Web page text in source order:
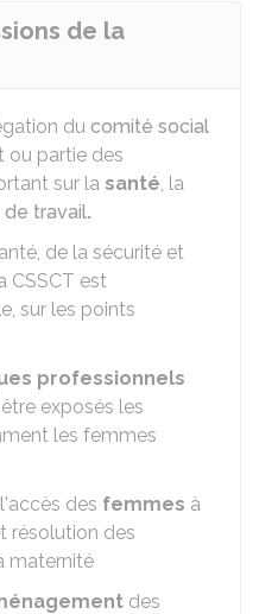
de la
du comité social
ou partie des
sur la santé, la
travail.
de la sécurité et
CSSCT est
sur les points
professionnels
exposés les
les femmes
des femmes à
résolution des
maternité
des